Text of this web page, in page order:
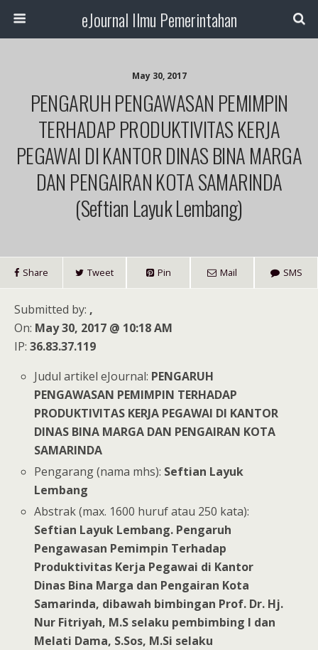
eJournal Ilmu Pemerintahan
May 30, 2017
PENGARUH PENGAWASAN PEMIMPIN
TERHADAP PRODUKTIVITAS KERJA
PEGAWAI DI KANTOR DINAS BINA MARGA
DAN PENGAIRAN KOTA SAMARINDA
(Seftian Layuk Lembang)
Share Tweet Pin Mail SMS
Submitted by: ,
On: May 30, 2017 @ 10:18 AM
IP: 36.83.37.119
Judul artikel eJournal: PENGARUH
PENGAWASAN PEMIMPIN TERHADAP
PRODUKTIVITAS KERJA PEGAWAI DI KANTOR
DINAS BINA MARGA DAN PENGAIRAN KOTA
SAMARINDA
Pengarang (nama mhs): Seftian Layuk
Lembang
Abstrak (max. 1600 huruf atau 250 kata):
Seftian Layuk Lembang. Pengaruh
Pengawasan Pemimpin Terhadap
Produktivitas Kerja Pegawai di Kantor
Dinas Bina Marga dan Pengairan Kota
Samarinda, dibawah bimbingan Prof. Dr. Hj.
Nur Fitriyah, M.S selaku pembimbing I dan
Melati Dama, S.Sos, M.Si selaku